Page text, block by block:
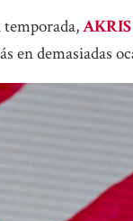
AKRIS
en demasiadas